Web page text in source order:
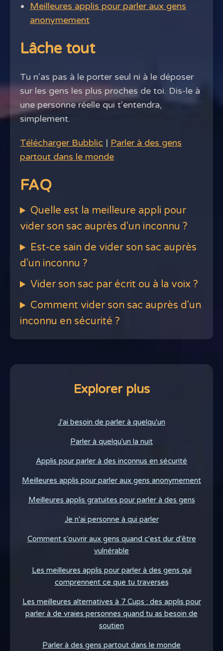
Meilleures applis pour parler aux gens
anonymement
Lâche tout
Tu n'as pas à le porter seul ni à le déposer
sur les gens les plus proches de toi. Dis-le à
une personne réelle qui t'entendra,
simplement.
Télécharger Bubblic | Parler à des gens
partout dans le monde
FAQ
Quelle est la meilleure appli pour
vider son sac auprès d'un inconnu ?
Est-ce sain de vider son sac auprès
d'un inconnu ?
Vider son sac par écrit ou à la voix ?
Comment vider son sac auprès d'un
inconnu en sécurité ?
Explorer plus
J'ai besoin de parler à quelqu'un
Parler à quelqu'un la nuit
Applis pour parler à des inconnus en sécurité
Meilleures applis pour parler aux gens anonymement
Meilleures applis gratuites pour parler à des gens
Je n'ai personne à qui parler
Comment s'ouvrir aux gens quand c'est dur d'être
vulnérable
Les meilleures applis pour parler à des gens qui
comprennent ce que tu traverses
Les meilleures alternatives à 7 Cups : des applis pour
parler à de vraies personnes quand tu as besoin de
soutien
Parler à des gens partout dans le monde